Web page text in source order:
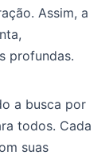
Assim, a
profundas.
a busca por
todos. Cada
suas